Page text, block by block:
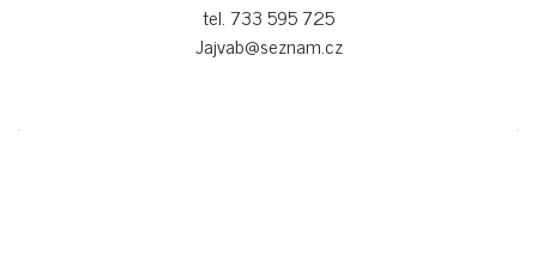
tel. 733 595 725
Jajvab@seznam.cz